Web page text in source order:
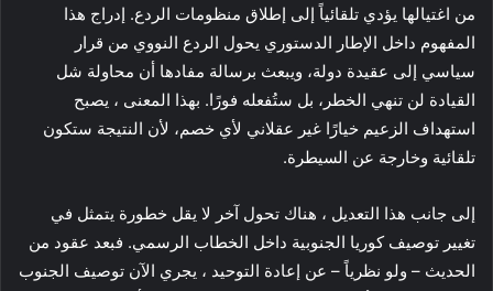
من اغتيالها يؤدي تلقائياً إلى إطلاق منظومات الردع. إدراج هذا
المفهوم داخل الإطار الدستوري يحول الردع النووي من قرار
سياسي إلى عقيدة دولة، ويبعث برسالة مفادها أن محاولة شل
القيادة لن تنهي الخطر، بل ستُفعله فورًا. بهذا المعنى ، يصبح
استهداف الزعيم خيارًا غير عقلاني لأي خصم، لأن النتيجة ستكون
تلقائية وخارجة عن السيطرة.
إلى جانب هذا التعديل ، هناك تحول آخر لا يقل خطورة يتمثل في
تغيير توصيف كوريا الجنوبية داخل الخطاب الرسمي. فبعد عقود من
الحديث – ولو نظرياً – عن إعادة التوحيد ، يجري الآن توصيف الجنوب